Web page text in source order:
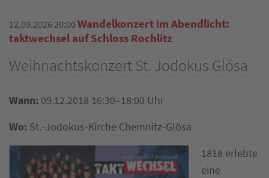
12.09.2026 20:00 Wandelkonzert im Abendlicht:
taktwechsel auf Schloss Rochlitz
Weihnachtskonzert St. Jodokus Glösa
Wann: 09.12.2018 16:30–18:00 Uhr
Wo: St.-Jodokus-Kirche Chemnitz-Glösa
1818 erlebte
eine